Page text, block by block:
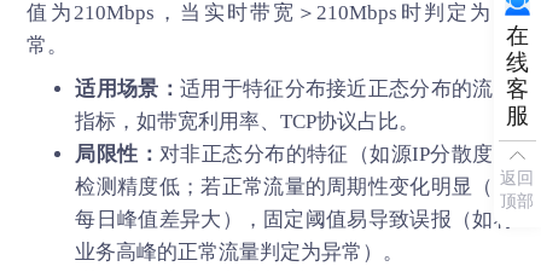
值为210Mbps，当实时带宽＞210Mbps时判定为异
常。
适用场景： 适用于特征分布接近正态分布的流量
指标，如带宽利用率、TCP协议占比。
局限性：对非正态分布的特征（如源IP分散度）
检测精度低；若正常流量的周期性变化明显（如
每日峰值差异大），固定阈值易导致误报（如将
业务高峰的正常流量判定为异常）。
在
线
客
服
返回
顶部